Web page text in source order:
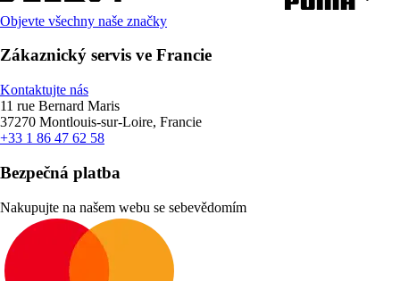
Objevte všechny naše značky
Zákaznický servis ve Francie
Kontaktujte nás
11 rue Bernard Maris
37270 Montlouis-sur-Loire, Francie
+33 1 86 47 62 58
Bezpečná platba
Nakupujte na našem webu se sebevědomím